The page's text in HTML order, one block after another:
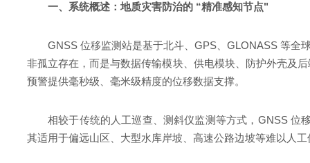
一、系统概述：地质灾害防治的 “精准感知节点"
GNSS 位移监测站是基于北斗、GPS、GLONASS 等全
非孤立存在，而是与数据传输模块、供电模块、防护外壳及
预警提供毫秒级、毫米级精度的位移数据支撑。
相较于传统的人工巡查、测斜仪监测等方式，GNSS 位
其适用于偏远山区、大型水库岸坡、高速公路边坡等难以人